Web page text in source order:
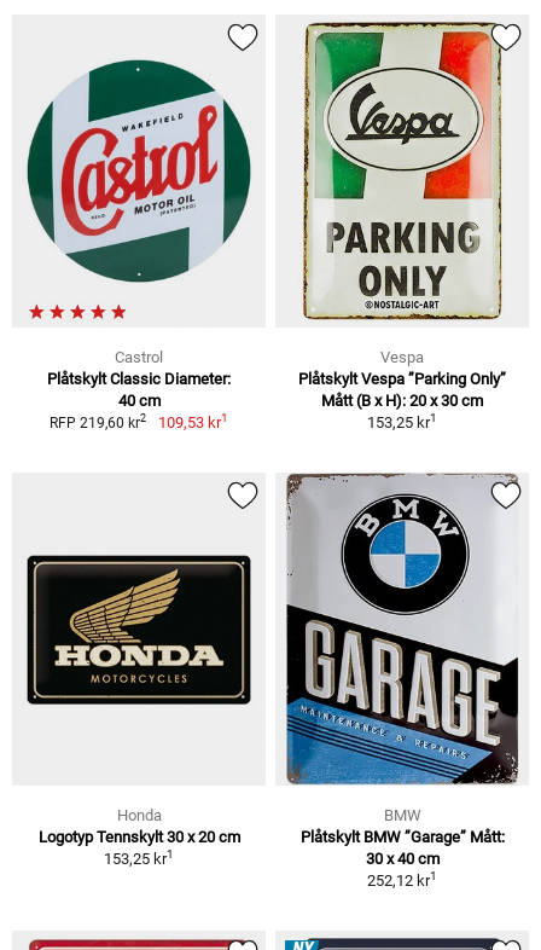
Castrol
Plåtskylt Classic Diameter:
40 cm
RFP 219,60 kr2 109,53 kr1
Vespa
Plåtskylt Vespa ”Parking Only”
Mått (B x H): 20 x 30 cm
153,25 kr1
Honda
Logotyp Tennskylt 30 x 20 cm
153,25 kr1
BMW
Plåtskylt BMW ”Garage” Mått:
30 x 40 cm
252,12 kr1